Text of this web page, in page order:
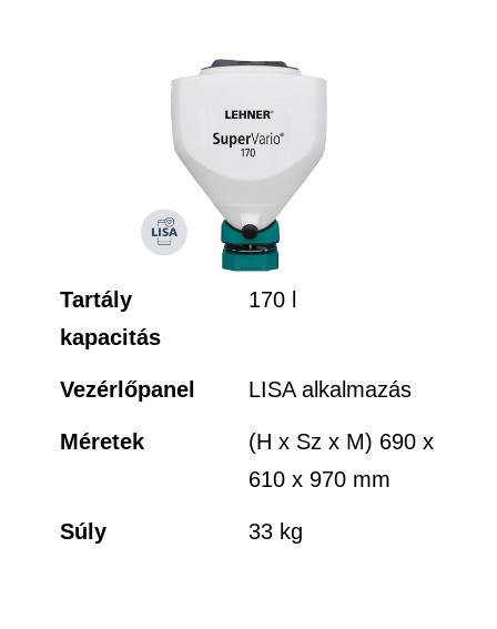
Tartály
kapacitás
170 l
Vezérlőpanel LISA alkalmazás
Méretek
(H x Sz x M) 690 x
610 x 970 mm
Súly 33 kg